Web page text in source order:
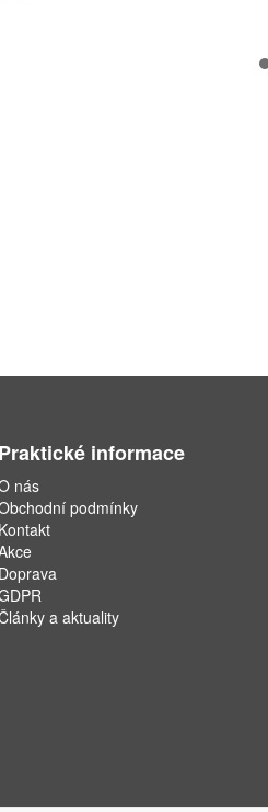
Praktické informace
nás
podmínky
Kontakt
Doprava
a aktuality